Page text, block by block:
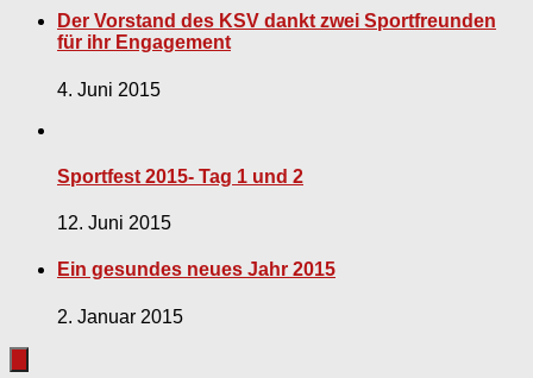
Der Vorstand des KSV dankt zwei Sportfreunden
für ihr Engagement
4. Juni 2015
Sportfest 2015- Tag 1 und 2
12. Juni 2015
Ein gesundes neues Jahr 2015
2. Januar 2015